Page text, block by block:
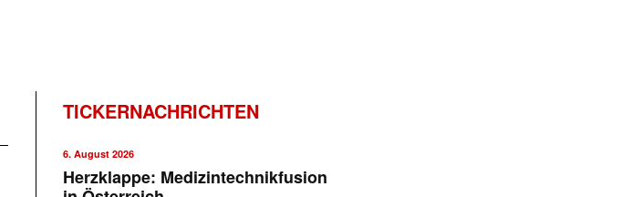
TICKERNACHRICHTEN
6. August 2026
Herzklappe: Medizintechnikfusion